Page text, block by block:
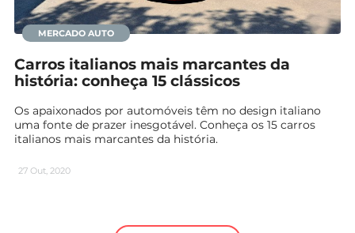
MERCADO AUTO
Carros italianos mais marcantes da
história: conheça 15 clássicos
Os apaixonados por automóveis têm no design italiano
uma fonte de prazer inesgotável. Conheça os 15 carros
italianos mais marcantes da história.
27 Out, 2020